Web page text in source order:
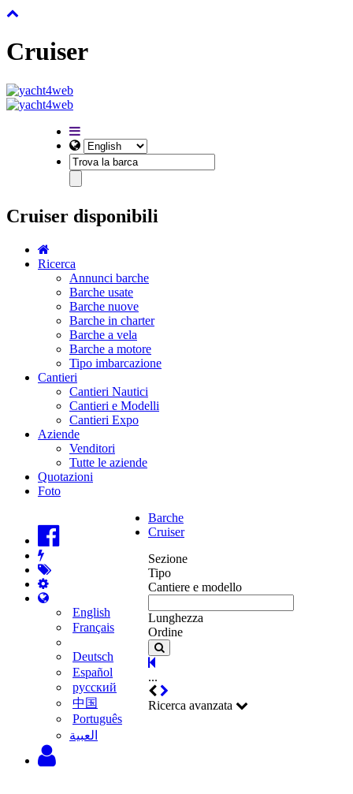
Cruiser
Cruiser disponibili
Ricerca
Annunci barche
Barche usate
Barche nuove
Barche in charter
Barche a vela
Barche a motore
Tipo imbarcazione
Cantieri
Cantieri Nautici
Cantieri e Modelli
Cantieri Expo
Aziende
Venditori
Tutte le aziende
Quotazioni
Foto
English
Français
Deutsch
Español
русский
中国
Português
‫العبية
Barche
Cruiser
Sezione
Tipo
Cantiere e modello
Lunghezza
Ordine
...
Ricerca avanzata